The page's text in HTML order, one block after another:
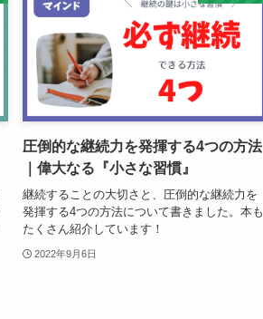
圧倒的な継続力を発揮する4つの方法
｜偉大なる『小さな習慣』
継続することの大切さと、圧倒的な継続力を
発揮する4つの方法について書きました。本も
たくさん紹介しています！
2022年9月6日